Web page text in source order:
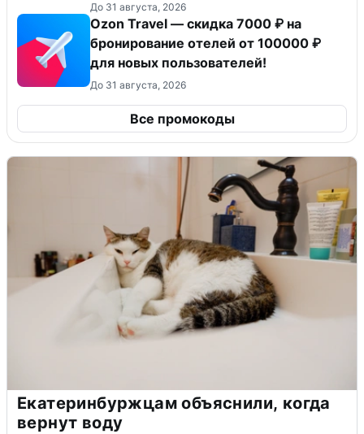
До 31 августа, 2026
Ozon Travel — скидка 7000 ₽ на
бронирование отелей от 100000 ₽
для новых пользователей!
До 31 августа, 2026
Все промокоды
Екатеринбуржцам объяснили, когда
вернут воду